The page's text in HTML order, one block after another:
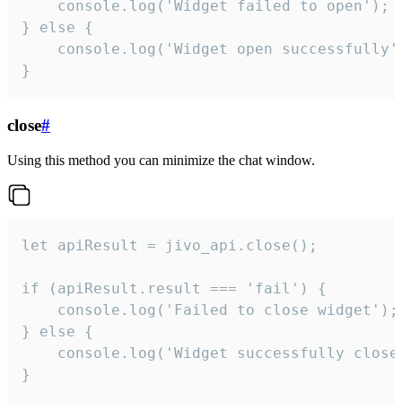
    console.log('Widget failed to open');
} else {
console.log('Widget open
}
close#
Using this method you can minimize the chat window.
let apiResult = jivo_api.close();
if (apiResult.result === 'fail') {
    console.log('Failed to close widget');
} else {
console.log('Widget successfully
}